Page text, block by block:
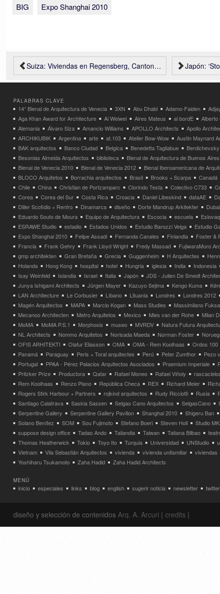
BIG Expo Shanghai 2010
Japón: ‘Stone
Suiza: Viviendas en Regensberg, Canton Zurich, L3P Architekten
PALABRAS CLAVE
14° Bienal de Arquitectura de Venecia 3XN Abu Dhabi Adamo-Faiden
Aga Khan Award for Architecture
Ai Weiwei Aires Mateus al bordE
Alberto
Alemania
Álvaro Siza Amancio Williams APOLLO Architects
Apollo
ARCHIKUBIK
Argentina arte at.103 Atelier Bow-Wow
Austin Maynard
BAK arquitectos
Banco Ciudad Belgica Benedetta Tagliabue
Besonias Almeida Arquitectos
biblioteca
Bienal de Arquitectura de Buenos Aires
Bienal de Venecia 2010
Bienal de Venecia 2012
Bienal Iberoamericana de
BLOCO Arquitetos
Borrachia arquitectos Brasil Brooks + Scarpa
Canadá
Chile
China Christian de Portzamparc Clorindo Testa Colectivo C733
Corea
Corea del Sur Costa Rica Croacia Daniel Libeskind dataAE
Diller Scofidio + Renfro
Dinamarca diseño Dorte Mandrup Arkitekter
Dubai
Eduardo Souto de Moura
Equipo de Arquitectura Escocia escuela
ESRAWE Studio
estadio Estados Unidos Estudio Barozzi Veiga
Estudio
Expo Shanghai 2010
Felipe Assadi Fernanda Canales Finlandia
Foster &
Francia
Frank Gehry Frank Lloyd Wright Fredy Massad
FujiwaraMuro
gmp architekten
Gran Bretaña Grecia Guggenheim H Arquitectes
Holanda
Hong Kong hospital hotel Hungria iglesia India
Indonesia
Isay Weinfeld
Islandia Israel Italia Japón
JDS - Julien De Smedt
Junya Ishigami Architects
Jürgen Mayer Kazuyo Sejima Kengo Kuma
LAN Architecture
Le Corbusier Líbano Lituania Londres
Londres 2012
Magén Arquitectos
MAPA Marcio Kogan Mass Studies
Massimilano
Mecanoo Architecten
Metro Arquitetos Mexico Mies van der Rohe
Milan
MoMA
MoMA P.S.1 Morphosis museo MVRDV
Natura Futura
NL Architects
Nommo Arquitetos Norisada Maeda Norman Foster
OFIS ARHITEKTI
Olafur Eliasson OMA OMA - Rem Koolhaas
Ordos 100
Panamá
Paraguay Peris + Toral arquitectes Perú Peter Zumthor
Pezo
Portugal
PPAA - Pérez Palacios Arquitectos Asociados Praemium Imperiale
Pritzker Prize
Productora Qatar Rafael Moneo Rafael Viñoly
Rem Koolhaas
Renzo Piano República Checa REX Richard Meier
Rogers Stirk Harbour + Partners
rojkind arquitectos Rudy Ricciotti Rusia
Santiago Calatrava
Saskia Sassen Selgas Cano Arquitectos SelgasCano
Serpentine Gallery
Serpentine Gallery Pavilion Shanghai 2010
Shigeru Ban
Solano Benítez
SOM Sou Fujimoto Stefano Boeri Steven Holl
Studio
suppose design office
Tadao Ando Tailandia Taiwan Tatiana Bilbao
Thomas Heatherwick
Tokio Toyo Ito Turquia Universidad UNStudio
Vietnam
Vila Sebastián Arquitectos vivienda vivienda unifamiliar
viviendas
Yoshiharu Tsukamoto
Zaha Hadid Zaha Hadid Architects
MENÚ
inicio especiales links blog english sugerir noticia newsletter twitter
diseño y selección de contenidos Arq. A. Arcuri | credits |